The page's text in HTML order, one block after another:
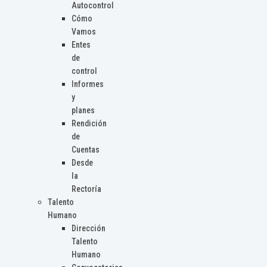
Autocontrol
Cómo
Vamos
Entes
de
control
Informes
y
planes
Rendición
de
Cuentas
Desde
la
Rectoría
Talento
Humano
Dirección
Talento
Humano